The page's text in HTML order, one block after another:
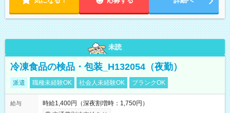
未読
冷凍食品の検品・包装_H132054（夜勤）
派遣 職種未経験OK 社会人未経験OK ブランクOK
給与
時給1,400円（深夜割増時：1,750円）